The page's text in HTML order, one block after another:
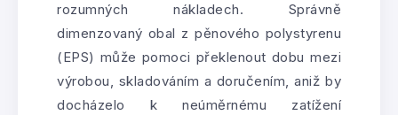
rozumných nákladech. Správně
dimenzovaný obal z pěnového polystyrenu
(EPS) může pomoci překlenout dobu mezi
výrobou, skladováním a doručením, aniž by
docházelo k neúměrnému zatížení